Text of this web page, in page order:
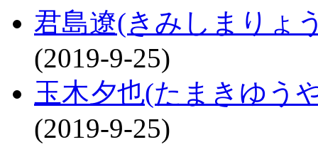
君島遼(きみしまりょ
(2019-9-25)
玉木夕也(たまきゆう
(2019-9-25)